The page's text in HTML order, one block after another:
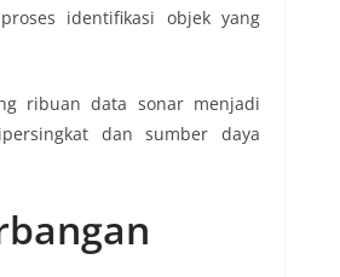
identifikasi objek yang
ribuan data sonar menjadi
dan sumber daya